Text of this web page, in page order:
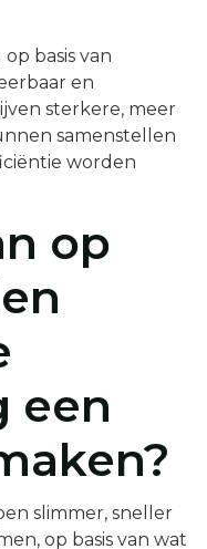
basis van
en
sterkere, meer
samenstellen
worden
op
een
slimmer, sneller
op basis van wat